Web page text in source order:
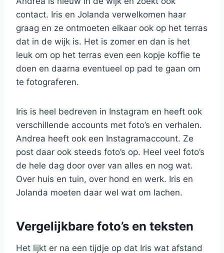
contact. Iris en Jolanda verwelkomen haar
graag en ze ontmoeten elkaar ook op het terras
dat in de wijk is. Het is zomer en dan is het
leuk om op het terras even een kopje koffie te
doen en daarna eventueel op pad te gaan om
te fotograferen.
Iris is heel bedreven in Instagram en heeft ook
verschillende accounts met foto’s en verhalen.
Andrea heeft ook een Instagramaccount. Ze
post daar ook steeds foto’s op. Heel veel foto’s
de hele dag door over van alles en nog wat.
Over huis en tuin, over hond en werk. Iris en
Jolanda moeten daar wel wat om lachen.
Vergelijkbare foto’s en teksten
Het lijkt er na een tijdje op dat Iris wat afstand